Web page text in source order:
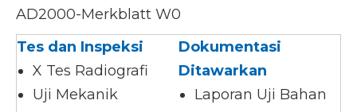
AD2000-Merkblatt W0
Tes dan Inspeksi
X Tes Radiografi
Uji Mekanik
Dokumentasi
Ditawarkan
Laporan Uji Bahan